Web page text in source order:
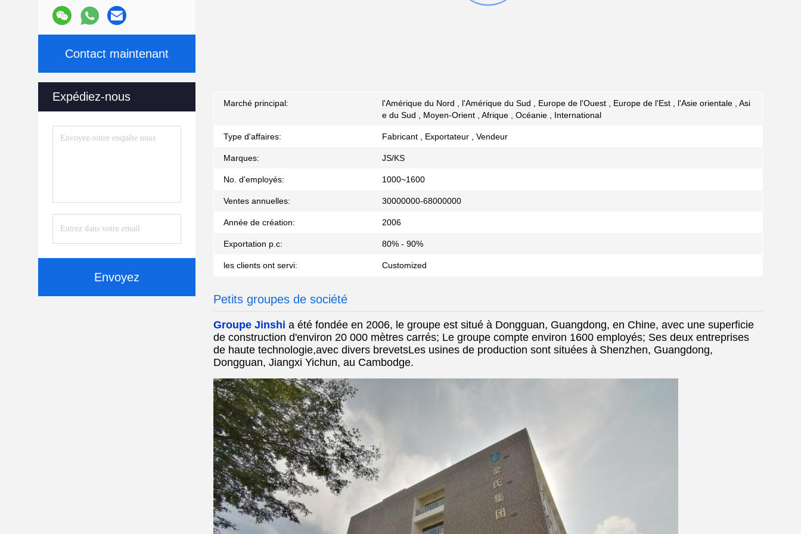
Contact maintenant
Expédiez-nous
Envoyez
Marché principal:
l'Amérique du Nord , l'Amérique du Sud , Europe de l'Ouest , Europe de l'Est , l'Asie orientale , Asi
e du Sud , Moyen-Orient , Afrique , Océanie , International
Type d'affaires: Fabricant , Exportateur , Vendeur
Marques: JS/KS
No. d'employés: 1000~1600
Ventes annuelles: 30000000-68000000
Année de création: 2006
Exportation p.c: 80% - 90%
les clients ont servi: Customized
Petits groupes de société
Groupe Jinshi a été fondée en 2006, le groupe est situé à Dongguan, Guangdong, en Chine, avec une superficie
de construction d'environ 20 000 mètres carrés; Le groupe compte environ 1600 employés; Ses deux entreprises
de haute technologie,avec divers brevetsLes usines de production sont situées à Shenzhen, Guangdong,
Dongguan, Jiangxi Yichun, au Cambodge.